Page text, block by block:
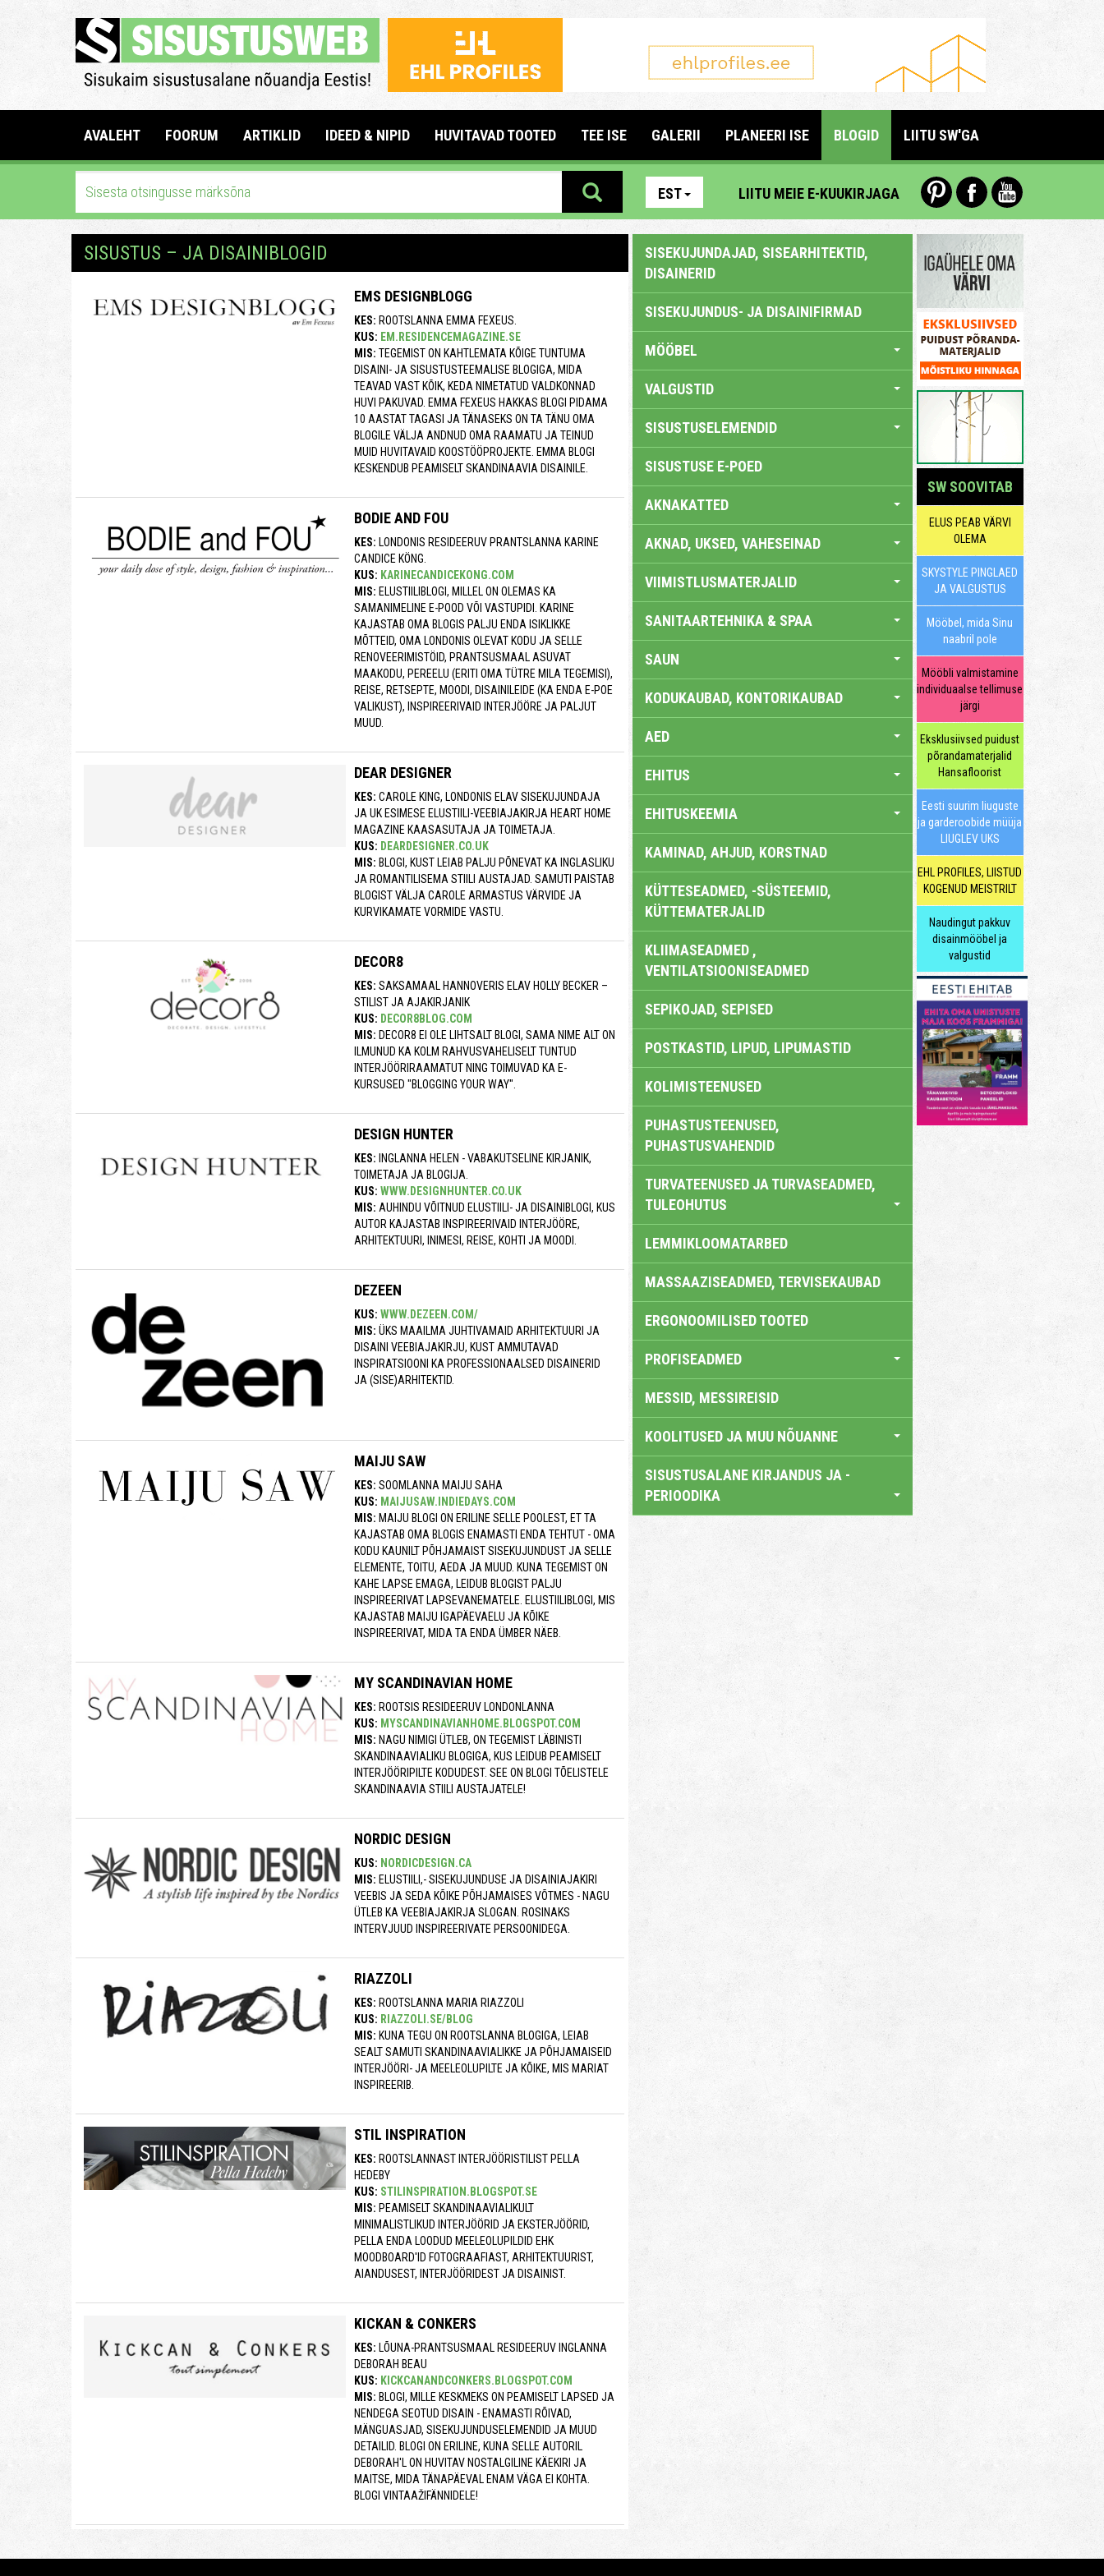
AVALEHT FOORUM ARTIKLID IDEED & NIPID HUVITAVAD TOOTED TEE ISE GALERII PLANEERI ISE BLOGID LIITU SW'GA
EST LIITU MEIE E-KUUKIRJAGA
SISUSTUS – JA DISAINIBLOGID
EMS DESIGNBLOGG
KES: ROOTSLANNA EMMA FEXEUS.
KUS: EM.RESIDENCEMAGAZINE.SE
MIS: TEGEMIST ON KAHTLEMATA KÕIGE TUNTUMA
DISAINI- JA SISUSTUSTEEMALISE BLOGIGA, MIDA
TEAVAD VAST KÕIK, KEDA NIMETATUD VALDKONNAD
HUVI PAKUVAD. EMMA FEXEUS HAKKAS BLOGI PIDAMA
10 AASTAT TAGASI JA TÄNASEKS ON TA TÄNU OMA
BLOGILE VÄLJA ANDNUD OMA RAAMATU JA TEINUD
MUID HUVITAVAID KOOSTÖÖPROJEKTE. EMMA BLOGI
KESKENDUB PEAMISELT SKANDINAAVIA DISAINILE.
BODIE AND FOU
KES: LONDONIS RESIDEERUV PRANTSLANNA KARINE
CANDICE KÖNG.
KUS: KARINECANDICEKONG.COM
MIS: ELUSTIILIBLOGI, MILLEL ON OLEMAS KA
SAMANIMELINE E-POOD VÕI VASTUPIDI. KARINE
KAJASTAB OMA BLOGIS PALJU ENDA ISIKLIKKE
MÕTTEID, OMA LONDONIS OLEVAT KODU JA SELLE
RENOVEERIMISTÖID, PRANTSUSMAAL ASUVAT
MAAKODU, PEREELU (ERITI OMA TÜTRE MILA TEGEMISI),
REISE, RETSEPTE, MOODI, DISAINILEIDE (KA ENDA E-POE
VALIKUST), INSPIREERIVAID INTERJÖÖRE JA PALJUT
MUUD.
DEAR DESIGNER
KES: CAROLE KING, LONDONIS ELAV SISEKUJUNDAJA
JA UK ESIMESE ELUSTIILI-VEEBIAJAKIRJA HEART HOME
MAGAZINE KAASASUTAJA JA TOIMETAJA.
KUS: DEARDESIGNER.CO.UK
MIS: BLOGI, KUST LEIAB PALJU PÕNEVAT KA INGLASLIKU
JA ROMANTILISEMA STIILI AUSTAJAD. SAMUTI PAISTAB
BLOGIST VÄLJA CAROLE ARMASTUS VÄRVIDE JA
KURVIKAMATE VORMIDE VASTU.
DECOR8
KES: SAKSAMAAL HANNOVERIS ELAV HOLLY BECKER –
STILIST JA AJAKIRJANIK
KUS: DECOR8BLOG.COM
MIS: DECOR8 EI OLE LIHTSALT BLOGI, SAMA NIME ALT ON
ILMUNUD KA KOLM RAHVUSVAHELISELT TUNTUD
INTERJÖÖRIRAAMATUT NING TOIMUVAD KA E-
KURSUSED "BLOGGING YOUR WAY".
DESIGN HUNTER
KES: INGLANNA HELEN - VABAKUTSELINE KIRJANIK,
TOIMETAJA JA BLOGIJA.
KUS: WWW.DESIGNHUNTER.CO.UK
MIS: AUHINDU VÕITNUD ELUSTIILI- JA DISAINIBLOGI, KUS
AUTOR KAJASTAB INSPIREERIVAID INTERJÖÖRE,
ARHITEKTUURI, INIMESI, REISE, KOHTI JA MOODI.
DEZEEN
KUS: WWW.DEZEEN.COM/
MIS: ÜKS MAAILMA JUHTIVAMAID ARHITEKTUURI JA
DISAINI VEEBIAJAKIRJU, KUST AMMUTAVAD
INSPIRATSIOONI KA PROFESSIONAALSED DISAINERID
JA (SISE)ARHITEKTID.
MAIJU SAW
KES: SOOMLANNA MAIJU SAHA
KUS: MAIJUSAW.INDIEDAYS.COM
MIS: MAIJU BLOGI ON ERILINE SELLE POOLEST, ET TA
KAJASTAB OMA BLOGIS ENAMASTI ENDA TEHTUT - OMA
KODU KAUNILT PÕHJAMAIST SISEKUJUNDUST JA SELLE
ELEMENTE, TOITU, AEDA JA MUUD. KUNA TEGEMIST ON
KAHE LAPSE EMAGA, LEIDUB BLOGIST PALJU
INSPIREERIVAT LAPSEVANEMATELE. ELUSTIILIBLOGI, MIS
KAJASTAB MAIJU IGAPÄEVAELU JA KÕIKE
INSPIREERIVAT, MIDA TA ENDA ÜMBER NÄEB.
MY SCANDINAVIAN HOME
KES: ROOTSIS RESIDEERUV LONDONLANNA
KUS: MYSCANDINAVIANHOME.BLOGSPOT.COM
MIS: NAGU NIMIGI ÜTLEB, ON TEGEMIST LÄBINISTI
SKANDINAAVIALIKU BLOGIGA, KUS LEIDUB PEAMISELT
INTERJÖÖRIPILTE KODUDEST. SEE ON BLOGI TÕELISTELE
SKANDINAAVIA STIILI AUSTAJATELE!
NORDIC DESIGN
KUS: NORDICDESIGN.CA
MIS: ELUSTIILI,- SISEKUJUNDUSE JA DISAINIAJAKIRI
VEEBIS JA SEDA KÕIKE PÕHJAMAISES VÕTMES - NAGU
ÜTLEB KA VEEBIAJAKIRJA SLOGAN. ROSINAKS
INTERVJUUD INSPIREERIVATE PERSOONIDEGA.
RIAZZOLI
KES: ROOTSLANNA MARIA RIAZZOLI
KUS: RIAZZOLI.SE/BLOG
MIS: KUNA TEGU ON ROOTSLANNA BLOGIGA, LEIAB
SEALT SAMUTI SKANDINAAVIALIKKE JA PÕHJAMAISEID
INTERJÖÖRI- JA MEELEOLUPILTE JA KÕIKE, MIS MARIAT
INSPIREERIB.
STIL INSPIRATION
KES: ROOTSLANNAST INTERJÖÖRISTILIST PELLA
HEDEBY
KUS: STILINSPIRATION.BLOGSPOT.SE
MIS: PEAMISELT SKANDINAAVIALIKULT
MINIMALISTLIKUD INTERJÖÖRID JA EKSTERJÖÖRID,
PELLA ENDA LOODUD MEELEOLUPILDID EHK
MOODBOARD'ID FOTOGRAAFIAST, ARHITEKTUURIST,
AIANDUSEST, INTERJÖÖRIDEST JA DISAINIST.
KICKAN & CONKERS
KES: LÕUNA-PRANTSUSMAAL RESIDEERUV INGLANNA
DEBORAH BEAU
KUS: KICKCANANDCONKERS.BLOGSPOT.COM
MIS: BLOGI, MILLE KESKMEKS ON PEAMISELT LAPSED JA
NENDEGA SEOTUD DISAIN - ENAMASTI RÕIVAD,
MÄNGUASJAD, SISEKUJUNDUSELEMENDID JA MUUD
DETAILID. BLOGI ON ERILINE, KUNA SELLE AUTORIL
DEBORAH'L ON HUVITAV NOSTALGILINE KÄEKIRI JA
MAITSE, MIDA TÄNAPÄEVAL ENAM VÄGA EI KOHTA.
BLOGI VINTAAŽIFÄNNIDELE!
SISEKUJUNDAJAD, SISEARHITEKTID,
DISAINERID
SISEKUJUNDUS- JA DISAINIFIRMAD
MÖÖBEL
VALGUSTID
SISUSTUSELEMENDID
SISUSTUSE E-POED
AKNAKATTED
AKNAD, UKSED, VAHESEINAD
VIIMISTLUSMATERJALID
SANITAARTEHNIKA & SPAA
SAUN
KODUKAUBAD, KONTORIKAUBAD
AED
EHITUS
EHITUSKEEMIA
KAMINAD, AHJUD, KORSTNAD
KÜTTESEADMED, -SÜSTEEMID,
KÜTTEMATERJALID
KLIIMASEADMED ,
VENTILATSIOONISEADMED
SEPIKOJAD, SEPISED
POSTKASTID, LIPUD, LIPUMASTID
KOLIMISTEENUSED
PUHASTUSTEENUSED,
PUHASTUSVAHENDID
TURVATEENUSED JA TURVASEADMED,
TULEOHUTUS
LEMMIKLOOMATARBED
MASSAAZISEADMED, TERVISEKAUBAD
ERGONOOMILISED TOOTED
PROFISEADMED
MESSID, MESSIREISID
KOOLITUSED JA MUU NÕUANNE
SISUSTUSALANE KIRJANDUS JA -
PERIOODIKA
SW SOOVITAB
ELUS PEAB VÄRVI
OLEMA
SKYSTYLE PINGLAED
JA VALGUSTUS
Mööbel, mida Sinu
naabril pole
Mööbli valmistamine
individuaalse tellimuse
järgi
Eksklusiivsed puidust
põrandamaterjalid
Hansafloorist
Eesti suurim liuguste
ja garderoobide müüja
LIUGLEV UKS
EHL PROFILES, LIISTUD
KOGENUD MEISTRILT
Naudingut pakkuv
disainmööbel ja
valgustid